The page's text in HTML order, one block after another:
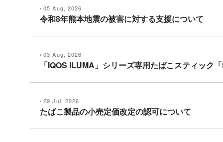
05 Aug, 2026
令和8年熊本地震の被害に対する支援について
03 Aug, 2026
「IQOS ILUMA」シリーズ専用たばこスティッ
29 Jul, 2026
たばこ製品の小売定価改定の認可について